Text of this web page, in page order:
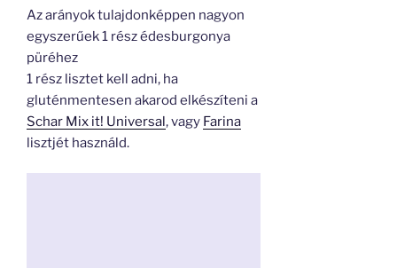
Az arányok tulajdonképpen nagyon
egyszerűek 1 rész édesburgonya
püréhez
1 rész lisztet kell adni, ha
gluténmentesen akarod elkészíteni a
Schar Mix it! Universal, vagy Farina
lisztjét használd.